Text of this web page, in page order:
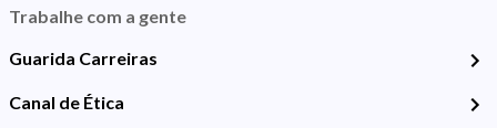
Trabalhe com a gente
Guarida Carreiras
Canal de Ética